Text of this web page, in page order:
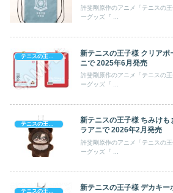
許斐剛原作のアニメ「テニスの
新テニスの王子様 クリア
ニで 2025年6月発売
許斐剛原作のアニメ「テニスの
新テニスの王子様 ちみけも
ラアニで 2026年2月発売
許斐剛原作のアニメ「テニスの
新テニスの王子様 デカキー